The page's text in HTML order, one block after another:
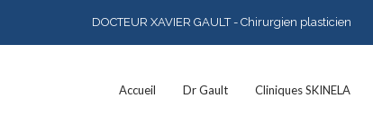
DOCTEUR XAVIER GAULT - Chirurgien plasticien
Accueil Dr Gault Cliniques SKINELA